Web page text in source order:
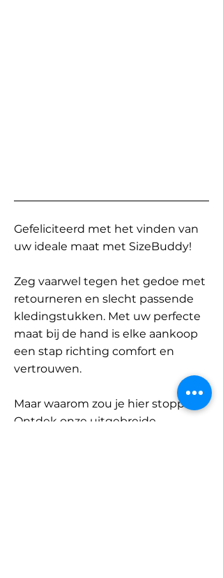
Gefeliciteerd met het vinden van
uw ideale maat met SizeBuddy!
Zeg vaarwel tegen het gedoe met
retourneren en slecht passende
kledingstukken. Met uw perfecte
maat bij de hand is elke aankoop
een stap richting comfort en
vertrouwen.
Maar waarom zou je hier stoppen?
Ontdek onze uitgebreide